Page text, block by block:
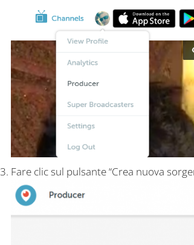
Fare clic sul pulsante “Crea nuova